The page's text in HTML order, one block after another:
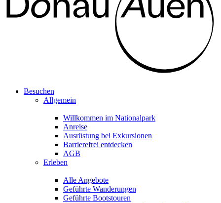
Besuchen
Allgemein
Willkommen im Nationalpark
Anreise
Ausrüstung bei Exkursionen
Barrierefrei entdecken
AGB
Erleben
Alle Angebote
Geführte Wanderungen
Geführte Bootstouren